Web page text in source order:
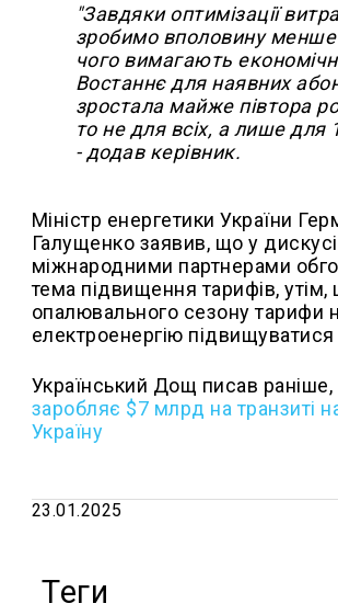
"Завдяки оптимізації
зробимо вполовину менше
чого вимагають
Востаннє для наявних
зростала майже півтора
то не для всіх, а лише для
- додав керівник.
Міністр енергетики України
Галущенко заявив, що у
міжнародними партнерами
тема підвищення тарифів, утім,
опалювального сезону тарифи
електроенергію
Український Дощ писав
заробляє $7 млрд на транзиті
Україну
23.01.2025
Теги